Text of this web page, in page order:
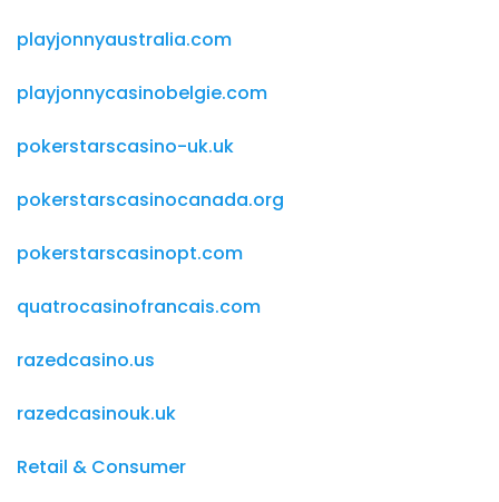
playjonnyaustralia.com
playjonnycasinobelgie.com
pokerstarscasino-uk.uk
pokerstarscasinocanada.org
pokerstarscasinopt.com
quatrocasinofrancais.com
razedcasino.us
razedcasinouk.uk
Retail & Consumer